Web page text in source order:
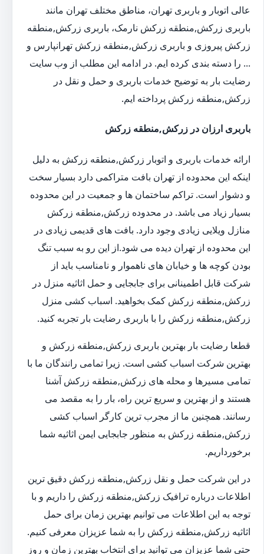
عالی اتوبار و باربری تهران، مناطق مختلف تهران مانند
باربری زرکش,منطقه زرکش نارمک، باربری زرکش,منطقه
زرکش پیروزی و باربری زرکش,منطقه زرکش تهرانپارس و
... را دسته بندی کرده ایم. در ادامه این مطلب از وب سایت
رضایت بار به توضیح خدمات باربری و حمل و نقل در
زرکش,منطقه زرکش پرداخته ایم.
باربری ارزان در زرکش,منطقه زرکش
ارائه خدمات باربری و اتوبار زرکش,منطقه زرکش به دلیل
اینکه این محدوده از تهران بافت متراکمی دارد بسیار سخت
و دشوار است. تراکم ساختمان ها و جمعیت در این محدوده
بسیار زیاد می باشد. در محدوده زرکش,منطقه زرکش
منازل ویلایی زیادی وجود دارد. بافت های قدیمی زیادی در
این محدوده از تهران دیده می شود.از این رو به سبب تنگ
بودن کوچه ها و خیابان های ناهموار و نامناسب باید از
شرکت قابل اطمینانی برای جابجایی و حمل اثاثیه منزل در
زرکش,منطقه زرکش کمک بخواهید. اسباب کشی منزل
زرکش,منطقه زرکش را با باربری رضایت بار تجربه کنید.
قطعا رضایت بار بهترین باربری زرکش,منطقه زرکش و
بهترین شرکت اسباب کشی است. زیرا تمامی رانندگان ما با
تمامی مسیرها و محله های زرکش,منطقه زرکش آشنا
هستند و از بهترین و سریع ترین راه، بار را به مقصد می
رسانند. همچنین ما از مجرب ترین کارگر اسباب کشی
زرکش,منطقه زرکش به منظور جابجایی ایمن اثاثیه شما
برخورداریم.
در این شرکت حمل و نقل زرکش,منطقه زرکش دقیق ترین
اطلاعات درباره ترافیک زرکش,منطقه زرکش را داریم و با
توجه به این اطلاعات می توانیم بهترین زمان برای حمل
اثاثیه زرکش,منطقه زرکش را به شما عزیزان معرفی کنیم.
حتی شما عزیزان می توانید برای انتخاب بهترین زمان و روز